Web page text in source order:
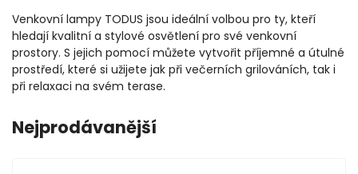
Venkovní lampy TODUS jsou ideální volbou pro ty, kteří
hledají kvalitní a stylové osvětlení pro své venkovní
prostory. S jejich pomocí můžete vytvořit příjemné a útulné
prostředí, které si užijete jak při večerních grilováních, tak i
při relaxaci na svém terase.
Nejprodávanější